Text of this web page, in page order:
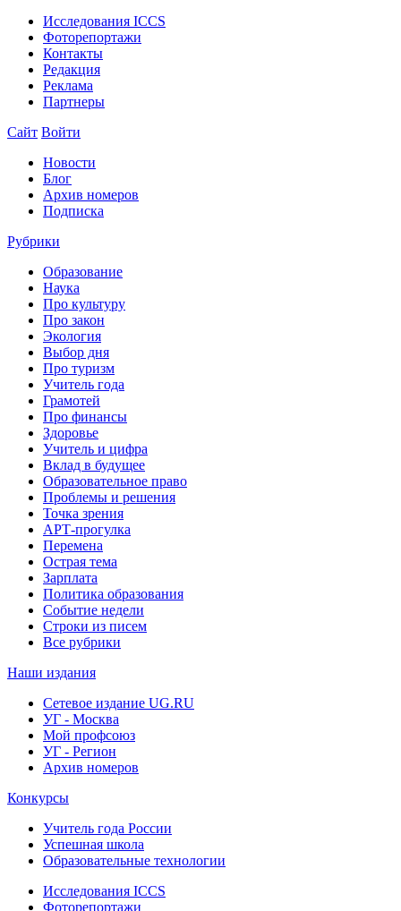
Исследования ICCS
Фоторепортажи
Контакты
Редакция
Реклама
Партнеры
Сайт Войти
Новости
Блог
Архив номеров
Подписка
Рубрики
Образование
Наука
Про культуру
Про закон
Экология
Выбор дня
Про туризм
Учитель года
Грамотей
Про финансы
Здоровье
Учитель и цифра
Вклад в будущее
Образовательное право
Проблемы и решения
Точка зрения
АРТ-прогулка
Перемена
Острая тема
Зарплата
Политика образования
Событие недели
Строки из писем
Все рубрики
Наши издания
Сетевое издание UG.RU
УГ - Москва
Мой профсоюз
УГ - Регион
Архив номеров
Конкурсы
Учитель года России
Успешная школа
Образовательные технологии
Исследования ICCS
Фоторепортажи